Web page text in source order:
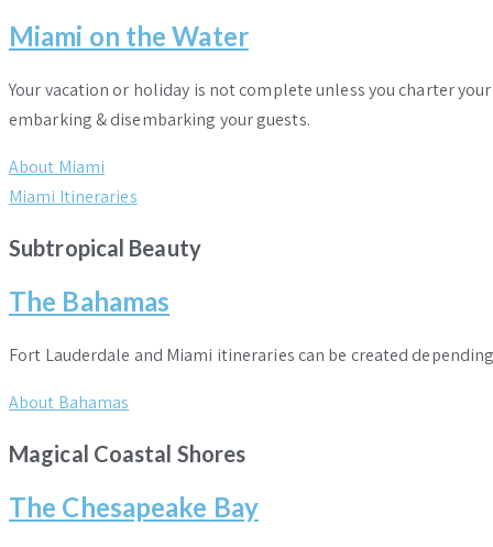
Miami on the Water
Your vacation or holiday is not complete unless you charter
embarking & disembarking your guests.
About Miami
Miami Itineraries
Subtropical Beauty
The Bahamas
Fort Lauderdale and Miami itineraries can be created
About Bahamas
Magical Coastal Shores
The Chesapeake Bay